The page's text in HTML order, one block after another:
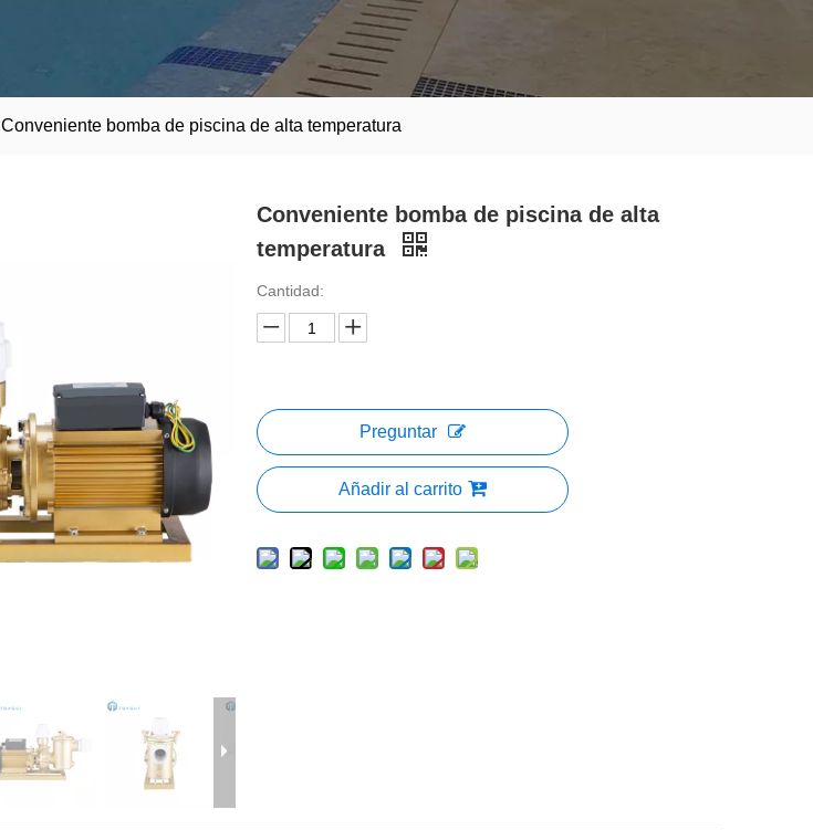
Conveniente bomba de piscina de alta temperatura
Conveniente bomba de piscina de alta
temperatura
Cantidad:
Preguntar
Añadir al carrito